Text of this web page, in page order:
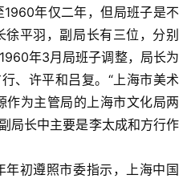
年仅二年，但局班子是不
平羽，副局长有三位，分别
年3月局班子调整，局长为
、许平和吕复。“上海市美术
作为主管局的上海市文化局两
局长中主要是李太成和方行作
初遵照市委指示，上海中国